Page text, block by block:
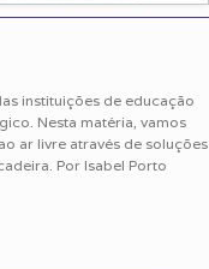
instituições de educação
Nesta matéria, vamos
ar livre através de soluções
Por Isabel Porto